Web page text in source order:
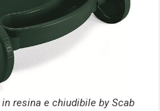
in resina e chiudibile by Scab